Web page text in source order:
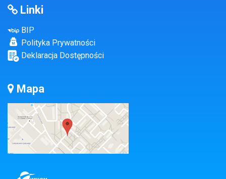
Linki
BIP
Polityka Prywatności
Deklaracja Dostępności
Mapa